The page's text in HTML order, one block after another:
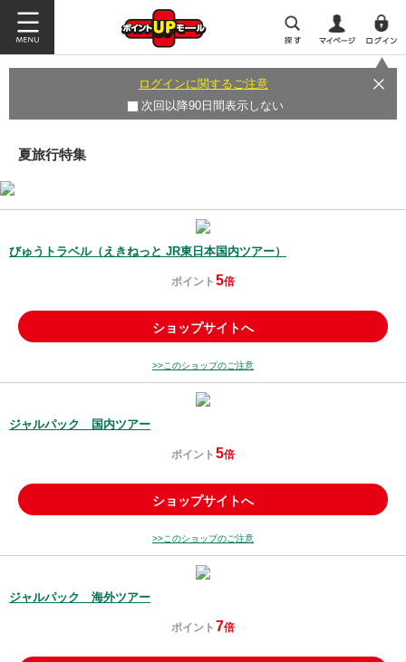
ログインに関するご注意
次回以降90日間表示しない
夏旅行特集
びゅうトラベル（えきねっと JR東日本国内ツアー）
ポイント 5倍
ショップサイトへ
>>このショップのご注意
ジャルパック 国内ツアー
ポイント 5倍
ショップサイトへ
>>このショップのご注意
ジャルパック 海外ツアー
ポイント 7倍